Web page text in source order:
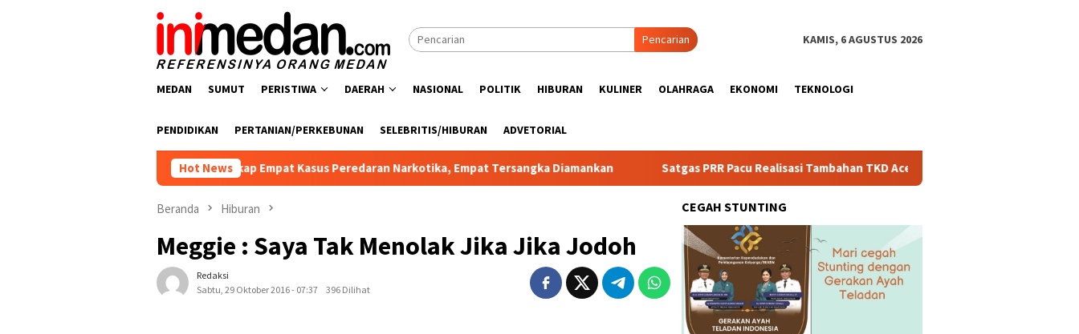
Pencarian KAMIS, 6 AGUSTUS 2026
MEDAN SUMUT PERISTIWA DAERAH NASIONAL POLITIK HIBURAN KULINER OLAHRAGA EKONOMI TEKNOLOGI
PENDIDIKAN PERTANIAN/PERKEBUNAN SELEBRITIS/HIBURAN ADVETORIAL
Hot News
Polres Batu Bara Ungkap Empat Kasus Peredaran Narkotika, Empat Tersangka Diamankan Satgas PRR Pacu Realisasi Tambahan TKD Aceh Rp1,65 Triliun, Pastikan Transparan dan
Beranda Hiburan
Meggie : Saya Tak Menolak Jika Jika Jodoh
Redaksi
Sabtu, 29 Oktober 2016 - 07:37
396 Dilihat
CEGAH STUNTING